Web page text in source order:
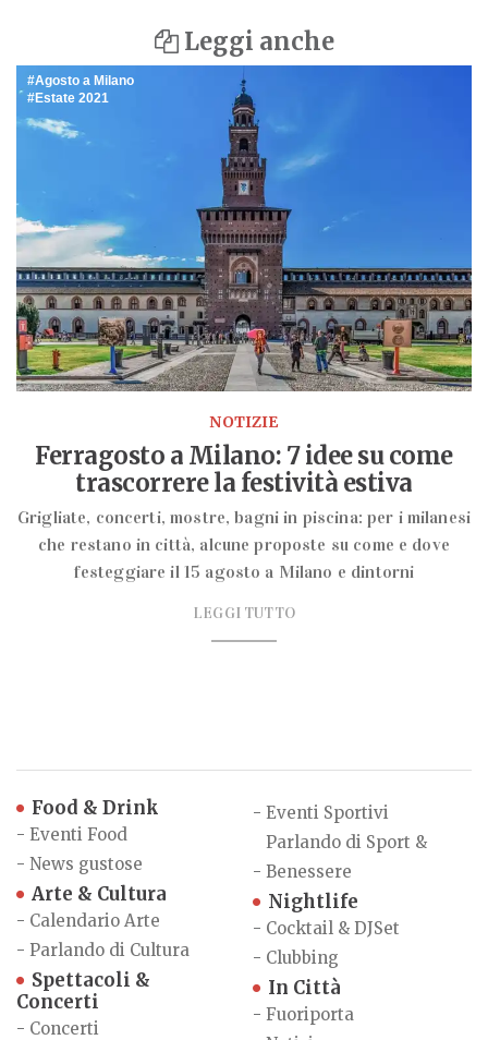
Leggi anche
Agosto a Milano
Estate 2021
NOTIZIE
Ferragosto a Milano: 7 idee su come
trascorrere la festività estiva
Grigliate, concerti, mostre, bagni in piscina: per i milanesi
che restano in città, alcune proposte su come e dove
festeggiare il 15 agosto a Milano e dintorni
LEGGI TUTTO
Food & Drink
- Eventi Food
- News gustose
Arte & Cultura
- Calendario Arte
- Parlando di Cultura
Spettacoli &
Concerti
- Concerti
- Eventi Sportivi
-
Parlando di Sport &
Benessere
Nightlife
- Cocktail & DJSet
- Clubbing
In Città
- Fuoriporta